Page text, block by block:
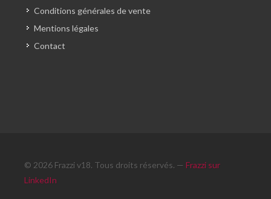
Conditions générales de vente
Mentions légales
Contact
© 2026 Frazzi v18. Tous droits réservés. — Frazzi sur
LinkedIn